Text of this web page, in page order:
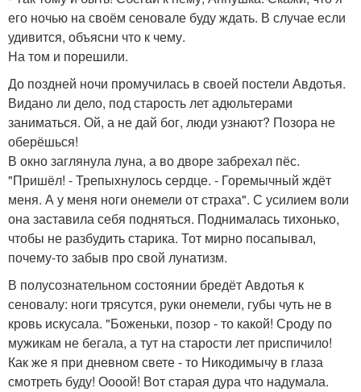
его ночью на своём сеновале буду ждать. В случае если
удивится, объясни что к чему.
На том и порешили.
До поздней ночи промучилась в своей постели Авдотья.
Видано ли дело, под старость лет адюльтерами
заниматься. Ой, а не дай бог, люди узнают? Позора не
оберёшься!
В окно заглянула луна, а во дворе забрехал пёс.
"Пришёл! - Трепыхнулось сердце. - Горемычный ждёт
меня. А у меня ноги онемели от страха". С усилием воли
она заставила себя подняться. Поднималась тихонько,
чтобы не разбудить старика. Тот мирно посапывал,
почему-то забыв про свой лунатизм.
В полусознательном состоянии бредёт Авдотья к
сеновалу: ноги трясутся, руки онемели, губы чуть не в
кровь искусала. "Боженьки, позор - то какой! Сроду по
мужикам не бегала, а тут на старости лет приспичило!
Как же я при дневном свете - то Никодимычу в глаза
смотреть буду! Оооой! Вот старая дура что надумала.